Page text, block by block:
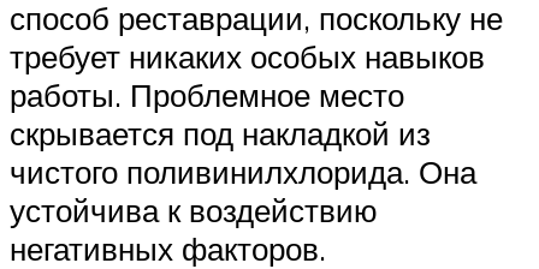
способ реставрации, поскольку не
требует никаких особых навыков
работы. Проблемное место
скрывается под накладкой из
чистого поливинилхлорида. Она
устойчива к воздействию
негативных факторов.